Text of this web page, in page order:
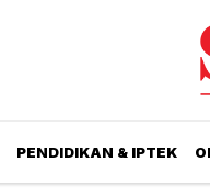
PENDIDIKAN & IPTEK